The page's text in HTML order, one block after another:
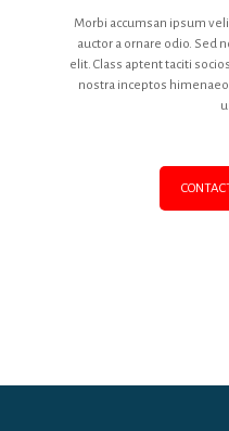
Morbi accumsan ipsum
auctor a ornare odio. Sed
elit. Class aptent taciti
nostra inceptos